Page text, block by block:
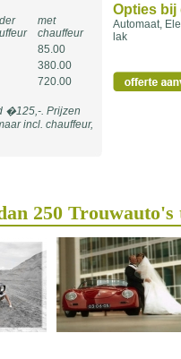
met
chauffeur
85.00
380.00
720.00
�125,-. Prijzen
incl. chauffeur,
Opties bij
Automaat,
lak
250